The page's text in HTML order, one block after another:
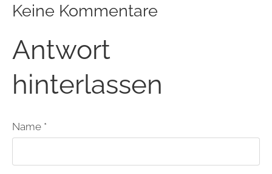
Keine Kommentare
Antwort
hinterlassen
Name *